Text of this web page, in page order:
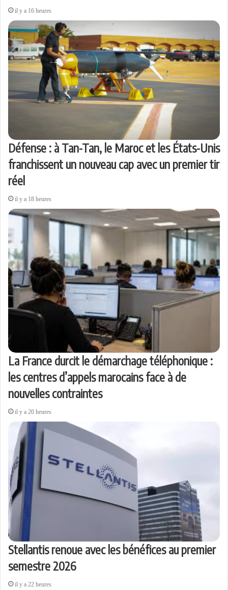
il y a 16 heures
Défense : à Tan-Tan, le Maroc et les États-Unis
franchissent un nouveau cap avec un premier tir
réel
il y a 18 heures
La France durcit le démarchage téléphonique :
les centres d’appels marocains face à de
nouvelles contraintes
il y a 20 heures
Stellantis renoue avec les bénéfices au premier
semestre 2026
il y a 22 heures